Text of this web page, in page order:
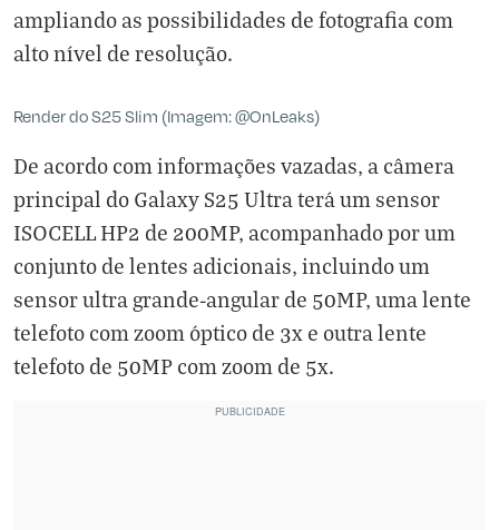
ampliando as possibilidades de fotografia com
alto nível de resolução.
Render do S25 Slim (Imagem: @OnLeaks)
De acordo com informações vazadas, a câmera
principal do Galaxy S25 Ultra terá um sensor
ISOCELL HP2 de 200MP, acompanhado por um
conjunto de lentes adicionais, incluindo um
sensor ultra grande-angular de 50MP, uma lente
telefoto com zoom óptico de 3x e outra lente
telefoto de 50MP com zoom de 5x.